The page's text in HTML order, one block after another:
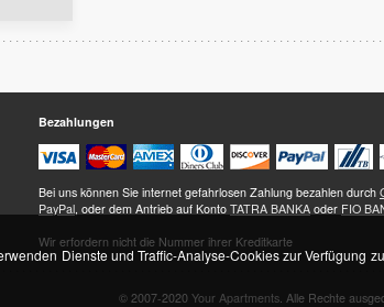
Dienste und Traffic-Analyse-Cookies zur Verfügung
Bezahlungen
Bei uns können Sie internet gefahrlosen Zahlung bezahlen durch
PayPal, oder dem Antrieb auf Konto TATRA BANKA oder FIO
Wir erfordern nicht die Nummer ihrer Kreditkarte
© 2007-2020 Your Apartments. Alle Rechte